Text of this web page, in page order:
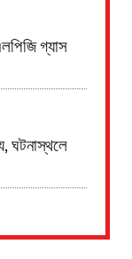
গ্যাস
ঘটনাস্থলে
জেলা জুড়ে